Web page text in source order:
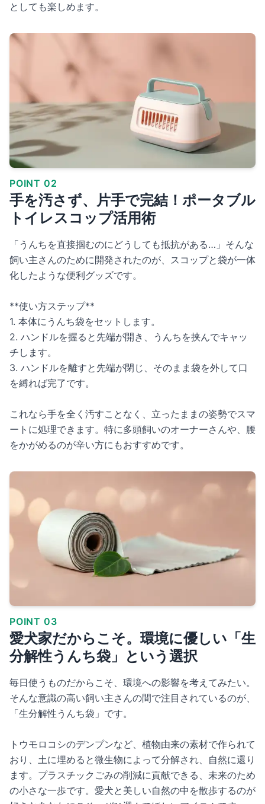
としても楽しめます。
POINT 02
手を汚さず、片手で完結！ポータブル
トイレスコップ活用術
「うんちを直接掴むのにどうしても抵抗がある…」そんな
飼い主さんのために開発されたのが、スコップと袋が一体
化したような便利グッズです。
**使い方ステップ**
1. 本体にうんち袋をセットします。
2. ハンドルを握ると先端が開き、うんちを挟んでキャッ
チします。
3. ハンドルを離すと先端が閉じ、そのまま袋を外して口
を縛れば完了です。
これなら手を全く汚すことなく、立ったままの姿勢でスマ
ートに処理できます。特に多頭飼いのオーナーさんや、腰
をかがめるのが辛い方にもおすすめです。
POINT 03
愛犬家だからこそ。環境に優しい「生
分解性うんち袋」という選択
毎日使うものだからこそ、環境への影響を考えてみたい。
そんな意識の高い飼い主さんの間で注目されているのが、
「生分解性うんち袋」です。
トウモロコシのデンプンなど、植物由来の素材で作られて
おり、土に埋めると微生物によって分解され、自然に還り
ます。プラスチックごみの削減に貢献できる、未来のため
の小さな一歩です。愛犬と美しい自然の中を散歩するのが